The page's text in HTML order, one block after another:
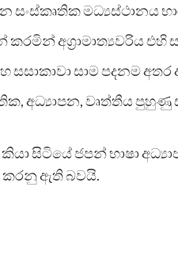
සංස්කෘතික
අග්‍රාමාත්‍යවරිය
සසාකාවා සාම පදනම
අධ්‍යාපන, වෘත්තීය
කියා සිටියේ ජපන් භාෂා
කරනු ඇති බවයි.